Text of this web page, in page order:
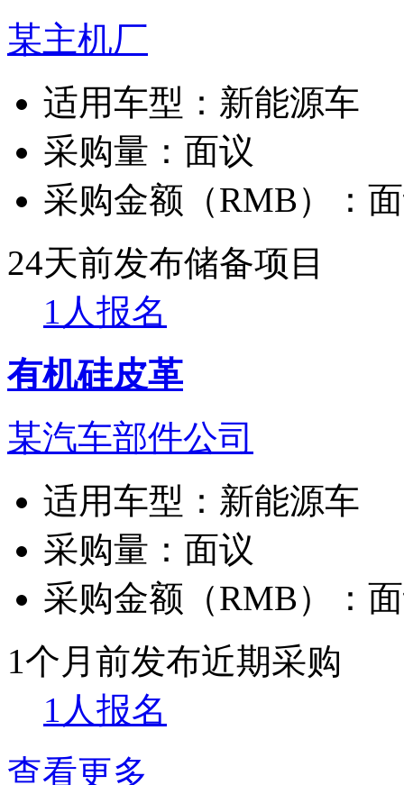
某主机厂
适用车型： 新能源车
采购量： 面议
采购金额（RMB）：
24天前发布储备项目
1人报名
有机硅皮革
某汽车部件公司
适用车型： 新能源车
采购量： 面议
采购金额（RMB）：
1个月前发布近期采购
1人报名
查看更多